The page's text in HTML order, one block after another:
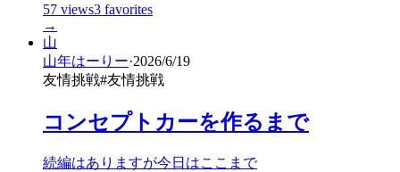
57 views3 favorites
→
山
山年はーりー·2026/6/19
友情挑戦#友情挑戦
コンセプトカーを作るまで
続編はありますが今日はここまで